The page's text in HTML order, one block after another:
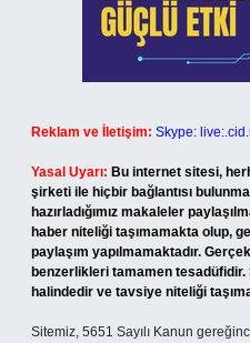
Reklam ve İletişim: Skype:
Yasal Uyarı: Bu internet sitesi,
şirketi ile hiçbir bağlantısı
hazırladığımız makaleler
haber niteliği taşımamakta olup,
paylaşım yapılmamaktadır.
benzerlikleri tamamen
halindedir ve tavsiye niteliği
Sitemiz, 5651 Sayılı Kanun